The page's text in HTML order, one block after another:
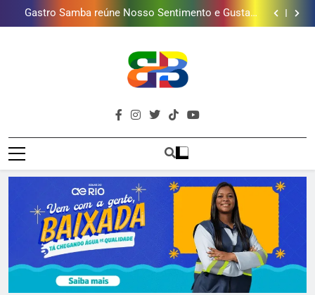
presentear o seu pai. Descubra como escolher o que
Gastro Samba reúne Nosso Sentimento e Gustavo
Lins em Nova Iguaçu neste fim de semana
Shopping Grande Rio sorteia MacBook e oferece
de água por ano na Baixada Fluminense
Guanabara tem diversas opções de vinhos para
presentear o seu pai. Descubra como escolher o que
mais combina com ele
Gastro Samba reúne Nosso Sentimento e Gustavo
Lins em Nova Iguaçu neste fim de semana
Shopping Grande Rio sorteia MacBook e oferece
vinho em campanha de Dia dos Pais
Obra garante a preservação de 190 milhões de litros
Brava
Baixada
Baixada Fluminense Em Destaque!